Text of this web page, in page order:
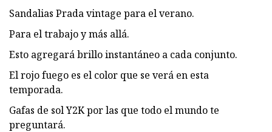
Sandalias Prada vintage para el verano.
Para el trabajo y más allá.
Esto agregará brillo instantáneo a cada conjunto.
El rojo fuego es el color que se verá en esta
temporada.
Gafas de sol Y2K por las que todo el mundo te
preguntará.